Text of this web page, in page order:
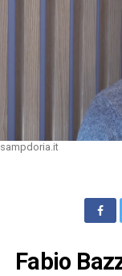
sampdoria.it
Fabio